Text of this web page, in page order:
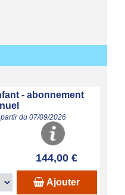
- abonnement
du 07/09/2026
144,00 €
Ajouter